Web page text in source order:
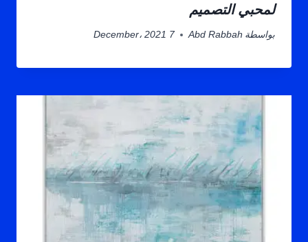
لمحبي التصميم
بواسطة Abd Rabbah 7 December، 2021